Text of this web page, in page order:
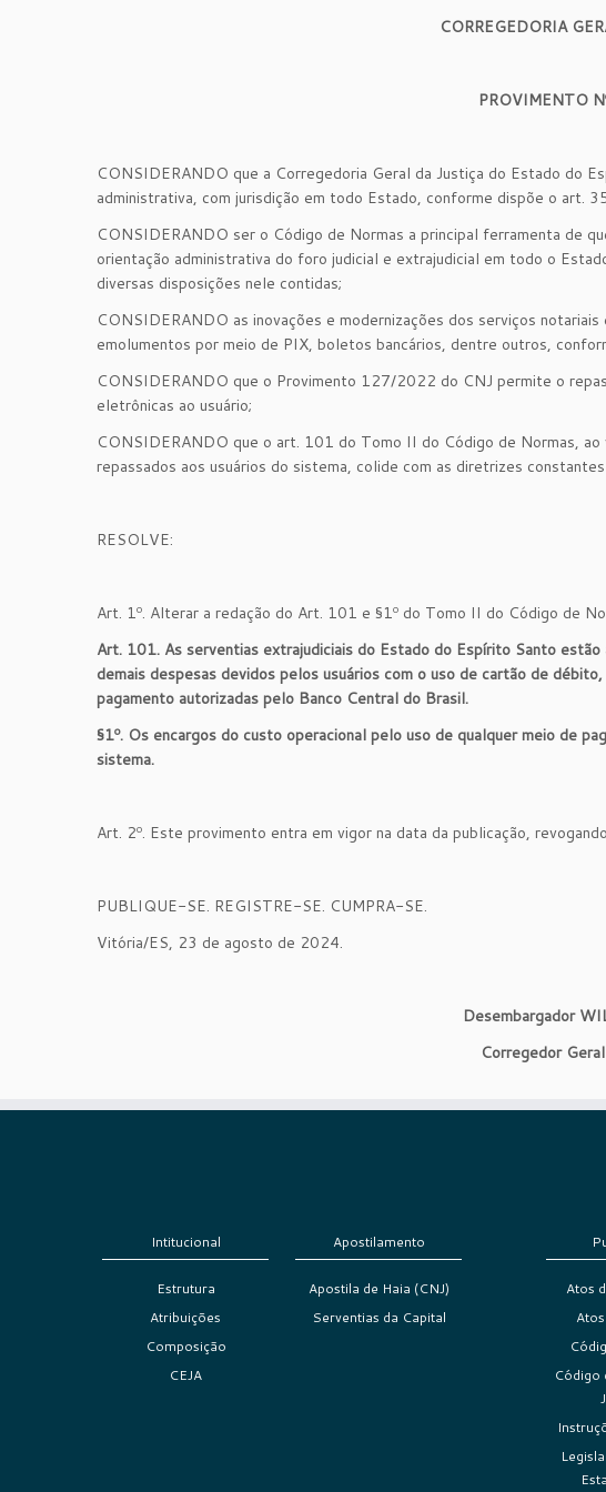
CORREGEDORIA
PROVIMENTO
CONSIDERANDO que a Corregedoria Geral da Justiça do Estado do
administrativa, com jurisdição em todo Estado, conforme dispõe o art.
CONSIDERANDO ser o Código de Normas a principal ferramenta de
orientação administrativa do foro judicial e extrajudicial em todo o
diversas disposições nele contidas;
CONSIDERANDO as inovações e modernizações dos serviços
emolumentos por meio de PIX, boletos bancários, dentre outros,
CONSIDERANDO que o Provimento 127/2022 do CNJ permite o
eletrônicas ao usuário;
CONSIDERANDO que o art. 101 do Tomo II do Código de Normas,
repassados aos usuários do sistema, colide com as diretrizes
RESOLVE:
Art. 1º. Alterar a redação do Art. 101 e §1º do Tomo II do Código de
Art. 101. As serventias extrajudiciais do Estado do Espírito Santo
demais despesas devidos pelos usuários com o uso de cartão de
pagamento autorizadas pelo Banco Central do Brasil.
§1º. Os encargos do custo operacional pelo uso de qualquer meio de
sistema.
Art. 2º. Este provimento entra em vigor na data da publicação,
PUBLIQUE-SE. REGISTRE-SE. CUMPRA-SE.
Vitória/ES, 23 de agosto de 2024.
Desembargador
Corregedor
Intitucional
Estrutura
Atribuições
Composição
CEJA
Apostilamento
Apostila de Haia (CNJ)
Serventias da Capital
Atos
Código